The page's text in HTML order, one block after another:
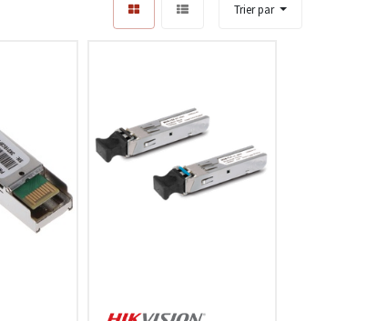
Trier par